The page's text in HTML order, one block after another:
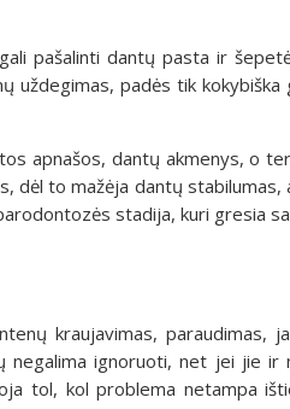
pašalinti dantų pasta ir
uždegimas, padės tik kokybiška
apnašos, dantų akmenys, o
dėl to mažėja dantų stabilumas,
stadija, kuri gresia
kraujavimas, paraudimas,
negalima ignoruoti, net jei jie ir
tol, kol problema netampa